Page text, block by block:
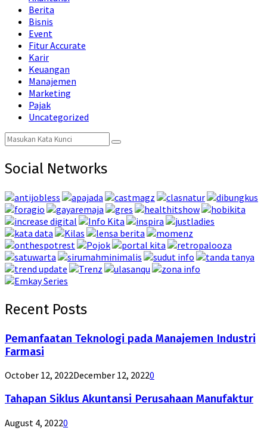
Berita
Bisnis
Event
Fitur Accurate
Karir
Keuangan
Manajemen
Marketing
Pajak
Uncategorized
Search
for:
Search
Social Networks
Recent Posts
Pemanfaatan Teknologi pada Manajemen Industri
Farmasi
October 12, 2022December 12, 20220
Tahapan Siklus Akuntansi Perusahaan Manufaktur
August 4, 20220